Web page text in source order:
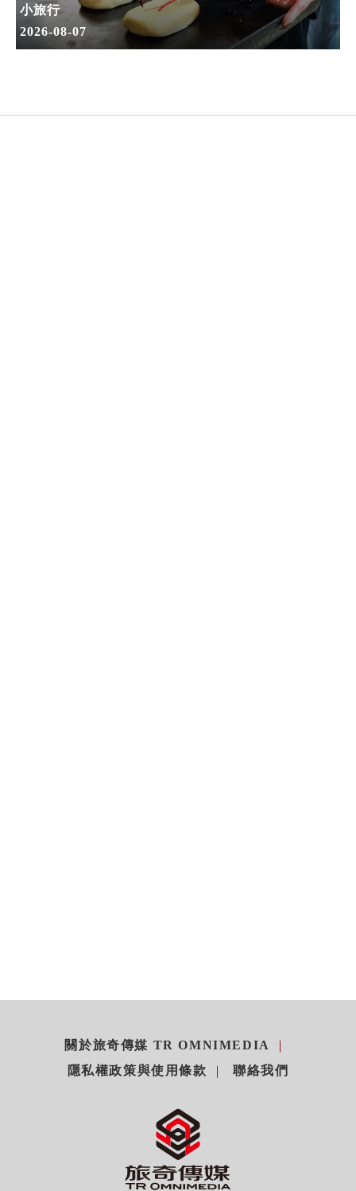
小旅行
2026-08-07
關於旅奇傳媒 TR OMNIMEDIA
隱私權政策與使用條款
聯絡我們